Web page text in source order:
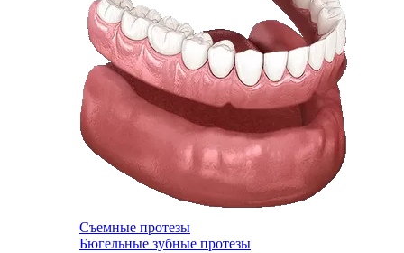
Съемные протезы
Бюгельные зубные протезы